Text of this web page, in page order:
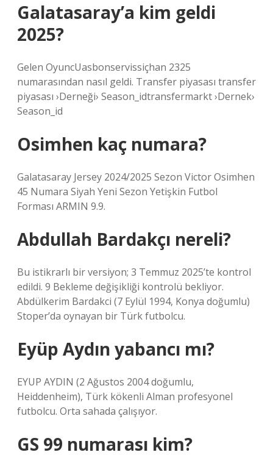
Galatasaray’a kim geldi
2025?
Gelen OyuncUasbonservissiçhan 2325
numarasından nasıl geldi. Transfer piyasası transfer
piyasası ›Derneği› Season_idtransfermarkt ›Dernek›
Season_id
Osimhen kaç numara?
Galatasaray Jersey 2024/2025 Sezon Victor Osimhen
45 Numara Siyah Yeni Sezon Yetişkin Futbol
Forması ARMIN 9.9.
Abdullah Bardakçı nereli?
Bu istikrarlı bir versiyon; 3 Temmuz 2025’te kontrol
edildi. 9 Bekleme değişikliği kontrolü bekliyor.
Abdülkerim Bardakci (7 Eylül 1994, Konya doğumlu)
Stoper’da oynayan bir Türk futbolcu.
Eyüp Aydın yabancı mı?
EYUP AYDIN ​​(2 Ağustos 2004 doğumlu,
Heiddenheim), Türk kökenli Alman profesyonel
futbolcu. Orta sahada çalışıyor.
GS 99 numarası kim?